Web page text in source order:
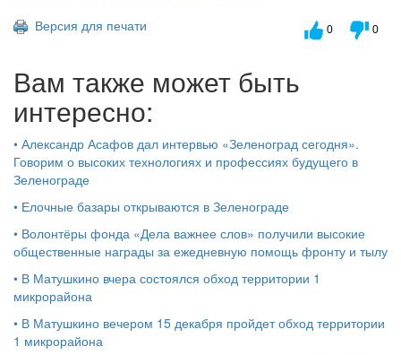
Версия для печати
0 0
Вам также может быть
интересно:
• Александр Асафов дал интервью «Зеленоград сегодня».
Говорим о высоких технологиях и профессиях будущего в
Зеленограде
• Елочные базары открываются в Зеленограде
• Волонтёры фонда «Дела важнее слов» получили высокие
общественные награды за ежедневную помощь фронту и тылу
• В Матушкино вчера состоялся обход территории 1
микрорайона
• В Матушкино вечером 15 декабря пройдет обход территории
1 микрорайона